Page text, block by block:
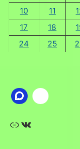
10 11
17
18
24
25
Ссылка